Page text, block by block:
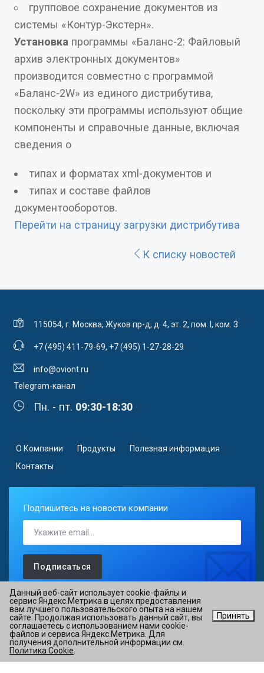
групповое сохранение документов из
системы «Контур-Экстерн».
Установка программы «Баланс-2: Файловый
архив электронных документов»
производится совместно с программой
«Баланс-2W» из единого дистрибутива,
поскольку эти программы используют общие
компоненты и справочные данные, включая
сведения о
типах и форматах xml-документов и
типах и составе файлов
документооборотов.
Перейти на страницу загрузки дистрибутива
К списку новостей
115054, г. Москва, Жуков пр-д, д. 4, эт. 2, пом. I, ком. 3
+7 (495) 411-79-69, +7 (495) 1-27-28-29
info@oviont.ru
Telegram-канал
Пн. - пт. 09:30-18:30
О Компании Продукты
Полезная информация
Контакты
Подпишитесь на новости компании
Подписаться
©2026 АО «ОВИОНТ ИНФОРМ» ИНН 7725088527 ОГРН
1027700076051
Политика в отношении обработки персональных данных
Данный веб-сайт использует cookie-файлы и
сервис Яндекс.Метрика в целях предоставления
вам лучшего пользовательского опыта на нашем
сайте. Продолжая использовать данный сайт, вы
соглашаетесь с использованием нами cookie-
файлов и сервиса Яндекс.Метрика. Для
получения дополнительной информации см.
Политика Cookie
Принять